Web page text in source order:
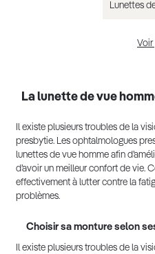
Lunettes
Lunettes de vue
Voir
La lunette de vue
Il existe plusieurs troubles de la
presbytie. Les ophtalmologues
lunettes de vue homme afin
d’avoir un meilleur confort de vie.
effectivement à lutter contre la
problèmes.
Choisir sa monture selon
Il existe plusieurs troubles de la